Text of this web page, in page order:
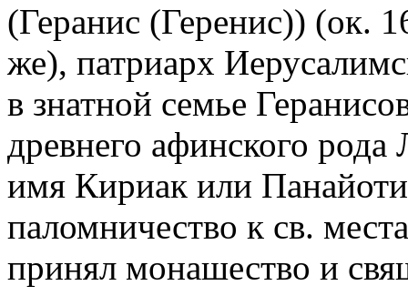
(Геранис (Геренис)) (ок.
же), патриарх
в знатной семье
древнего афинского
имя Кириак или
паломничество к св.
принял монашество и